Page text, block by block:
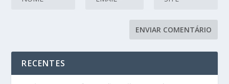
RECENTES